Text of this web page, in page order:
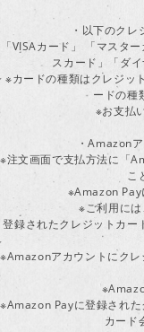
・以下のクレ
「VISAカード」 「マスタ
スカード」「ダ
※カードの種類はクレジッ
ードの種
※お支払
・Amazon
※注文画面で支払方法に「
こ
※Amazon Pay
※ご利用に
登録されたクレジットカー
※Amazonアカウントにク
※Amazon Payに登録され
カード